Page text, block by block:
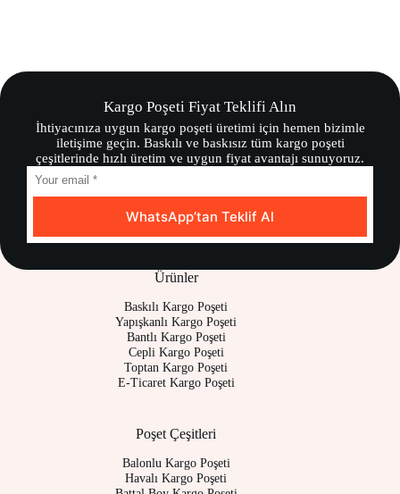
Kargo Poşeti Fiyat Teklifi Alın
İhtiyacınıza uygun kargo poşeti üretimi için hemen bizimle
iletişime geçin. Baskılı ve baskısız tüm kargo poşeti
çeşitlerinde hızlı üretim ve uygun fiyat avantajı sunuyoruz.
WhatsApp’tan Teklif Al
Ürünler
Baskılı Kargo Poşeti
Yapışkanlı Kargo Poşeti
Bantlı Kargo Poşeti
Cepli Kargo Poşeti
Toptan Kargo Poşeti
E-Ticaret Kargo Poşeti
Poşet Çeşitleri
Balonlu Kargo Poşeti
Havalı Kargo Poşeti